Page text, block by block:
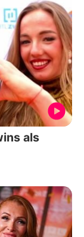
als